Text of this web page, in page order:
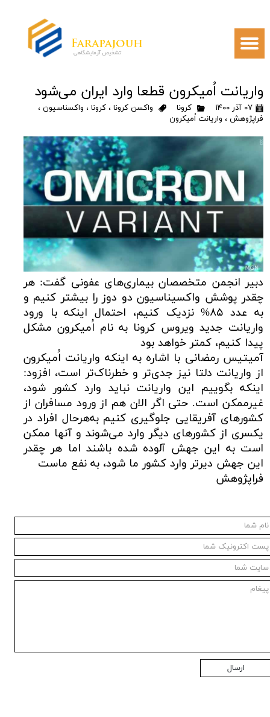
واریانت اُمیکرون قطعا وارد ایران می‌شود
۰۷ آذر ۱۴۰۰ کرونا واکسن کرونا ،کرونا ، واکسناسیون ،
فراپژوهش ، واریانت اُمیکرون
دبیر انجمن متخصصان بیماری‌های عفونی گفت: هر
چقدر پوشش واکسیناسیون دو دوز را بیشتر کنیم و
به عدد ۸۵% نزدیک کنیم، احتمال اینکه با ورود
واریانت جدید ویروس کرونا به نام اُمیکرون مشکل
پیدا کنیم، کمتر خواهد بود
آمیتیس رمضانی با اشاره به اینکه واریانت اُمیکرون
از واریانت دلتا نیز جدی‌تر و خطرناک‌تر است، افزود:
اینکه بگوییم این واریانت نباید وارد کشور شود،
غیرممکن است. حتی اگر الان هم از ورود مسافران از
کشورهای آفریقایی جلوگیری کنیم به‌هرحال افراد در
یکسری از کشورهای دیگر وارد می‌شوند و آنها ممکن
است به این جهش آلوده شده باشند اما هر چقدر
این جهش دیرتر وارد کشور ما شود، به نفع ماست
فراپژوهش
ارسال